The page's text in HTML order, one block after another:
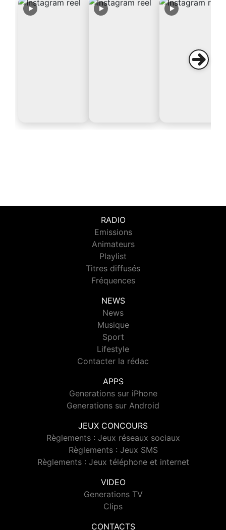
RADIO
Emissions
Animateurs
Playlist
Titres diffusés
Fréquences
NEWS
News
Musique
Sport
Lifestyle
Contacter la rédac
APPS
Generations sur iPhone
Generations sur Android
JEUX CONCOURS
Règlements : Jeux réseaux sociaux
Règlements : Jeux SMS
Règlements : Jeux téléphone et internet
VIDEO
Generations TV
Clips
CONTACTS